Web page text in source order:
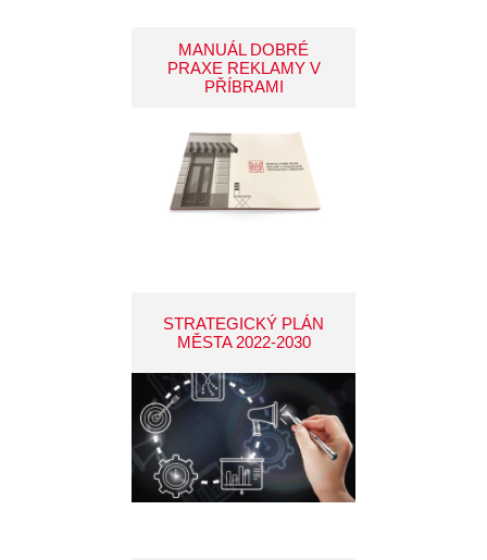
MANUÁL DOBRÉ
PRAXE REKLAMY V
PŘÍBRAMI
STRATEGICKÝ PLÁN
MĚSTA 2022-2030